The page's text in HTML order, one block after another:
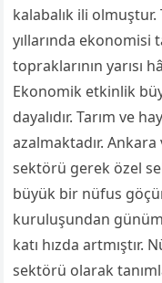
kalabalık ili
yıllarında ekonomisi
topraklarının yarısı
Ekonomik etkinlik
dayalıdır. Tarım ve
azalmaktadır.
sektörü gerek özel
büyük bir nüfus
kuruluşundan
katı hızda
sektörü olarak